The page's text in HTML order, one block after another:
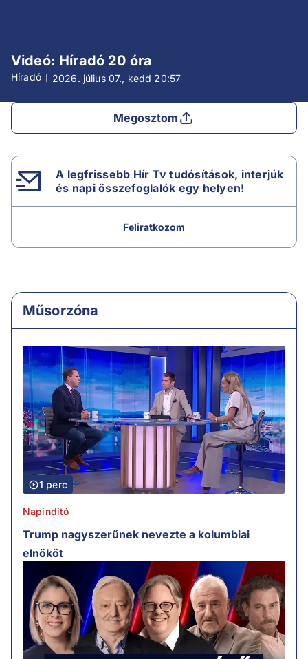
Videó: Híradó 20 óra
Híradó 2026. július 07., kedd 20:57
Megosztom
A legfrissebb Hír Tv tudósítások, interjúk
és napi összefoglalók egy helyen!
Feliratkozom
Műsorzóna
1 perc
Napindító
Trump nagyszerűnek nevezte a kolumbiai
elnököt